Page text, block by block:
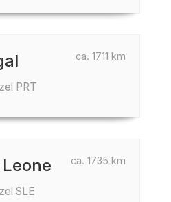
ca. 1711 km
PRT
ca. 1735 km
SLE